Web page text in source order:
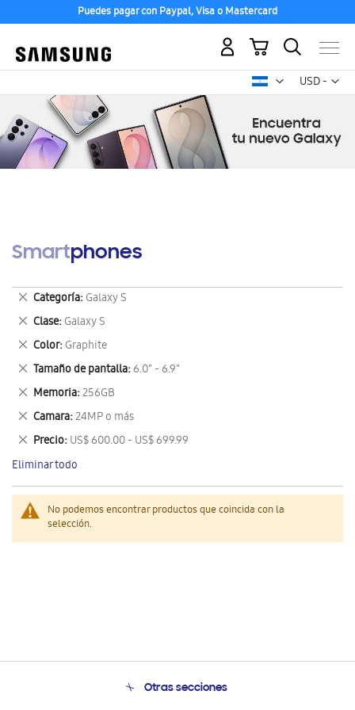
Puedes pagar con Paypal, Visa o Mastercard
USD -
dólar
Mi carrito
Smartphones
No podemos encontrar productos que coincida con la
selección.
Categoría Galaxy S
Eliminar
este
artículo
Clase Galaxy S
Eliminar
este
artículo
Color Graphite
Eliminar
este
artículo
Tamaño de pantalla 6.0" - 6.9"
Eliminar
este
artículo
Memoria 256GB
Eliminar
este
artículo
Camara 24MP o más
Eliminar
este
artículo
Precio US$ 600.00 - US$ 699.99
Eliminar
este
artículo
Eliminar todo
Otras secciones